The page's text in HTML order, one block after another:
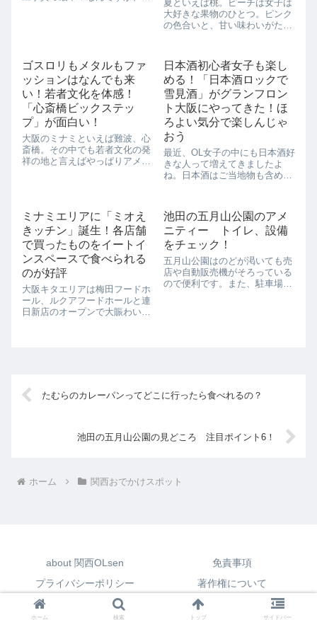
ね。黄色い重機がシ...
夏といえば桃。ピーチは女子は
大好きな果物のひとつ。ピンク
の色合いと、甘い味わいがたま
ます。桃といえば、和歌山。最
近、大雨で被害が出た和歌山で
すが、JR大阪駅みのりみのるマ
ルシェ「和歌山...
ゴスロリもメタルもファ
ッションはなんでも来
い！若者文化を体感！
「心斎橋ビックステッ
プ」が面白い！
大阪のミナミといえば難波、心
斎橋。その中でも若者文化の発
祥の地と言えばやっぱりアメリ
ップ」では、アメ村の若者文化
をけん引してきた音...
日本酒初心者女子も楽し
める！「日本酒ロックで
雪見酒」がグランフロン
ト大阪にやってきた！ほ
ろよい気分で楽しんじゃ
おう
最近、OL女子の中にも日本酒好
きな人って増えてきましたよ
ね。日本酒はご当地物も含めて
できれば、お酒の世界は一気に
広がりそうです。おまけに、関
西は灘、伏見、伊丹と名だたる
酒どころのあると...
ミナミエリアに「ミオえ
きッチン」誕生！各店舗
で買ったものをイートイ
ンスペースで食べられる
のが好評
大阪キタエリアは梅田フードホ
ール、ルクアフードホールと連
日新店のオープンで大賑わいで
池田の五月山公園のアメ
ニティー トイレ、設備
をチェック！
五月山公園はのどが渇いても売
店や自動販売機がそろっている
ので便利です。また、駐車場や
たむらのカレーパンってどこに行ったら食べれるの？
池田の五月山公園の見どころ 注目ポイント6！
ホーム 関西おでかけスポット
about 関西OLsen
免責事項
プライバシーポリシー
著作権について
Copyright © 2017 関西OLsen All Rights Reserved.
ホーム 検索 トップ サイドバー